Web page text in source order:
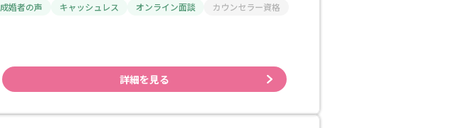
成婚者の声 キャッシュレス オンライン面談 カウンセラー資格
詳細を見る